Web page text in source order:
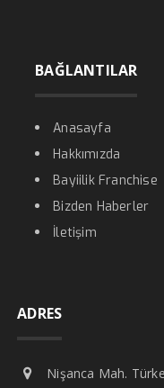
BAĞLANTILAR
Anasayfa
Hakkımızda
Bayiilik Franchise
Bizden Haberler
İletişim
ADRES
Nişanca Mah.